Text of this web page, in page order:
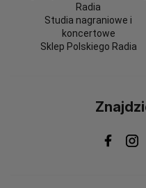
Radia
Studia nagraniowe i
koncertowe
Sklep Polskiego Radia